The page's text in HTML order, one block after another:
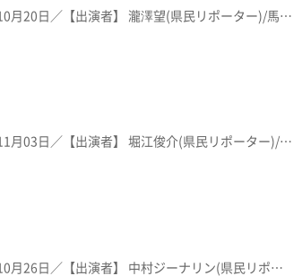
【放送局】 KFB福島放送／【放送日】 2022年10月20日／【出演者】 瀧澤望(県民リポーター)/馬田万葉(KFBアナウンサー)／ 紹介メニュー：「やわらかロースかつ定食」１，３００円・「梅しおらーめん」９００円・「ネギ味噌ラーメン」９００円 ※メニューや価格等は撮影当時
【放送局】 KFB福島放送／【放送日】 2022年11月03日／【出演者】 堀江俊介(県民リポーター)/内田智之(KFBアナウンサー)／ 紹介メニュー：「四川風トウフラーメン」７８０円・ ※メニューや価格等は撮影当時のものです。
【放送局】 KFB福島放送／【放送日】 2022年10月26日／【出演者】 中村ジーナリン(県民リポーター)/内田智之(KFBアナウンサー)／ 紹介メニュー：「肉中華そば(超あっさり)」９００円・「かけそば(しお)」５００円 ※メニューや価格等は撮影当時のものです。